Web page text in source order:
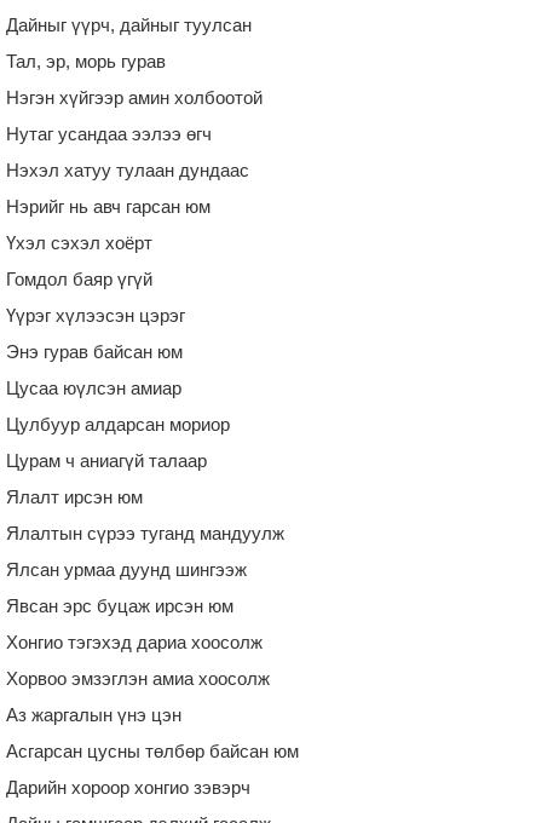
Дайныг үүрч, дайныг туулсан
Тал, эр, морь гурав
Нэгэн хүйгээр амин холбоотой
Нутаг усандаа ээлээ өгч
Нэхэл хатуу тулаан дундаас
Нэрийг нь авч гарсан юм
Үхэл сэхэл хоёрт
Гомдол баяр үгүй
Үүрэг хүлээсэн цэрэг
Энэ гурав байсан юм
Цусаа юүлсэн амиар
Цулбуур алдарсан мориор
Цурам ч аниагүй талаар
Ялалт ирсэн юм
Ялалтын сүрээ туганд мандуулж
Ялсан урмаа дуунд шингээж
Явсан эрс буцаж ирсэн юм
Хонгио тэгэхэд дариа хоосолж
Хорвоо эмзэглэн амиа хоосолж
Аз жаргалын үнэ цэн
Асгарсан цусны төлбөр байсан юм
Дарийн хороор хонгио зэвэрч